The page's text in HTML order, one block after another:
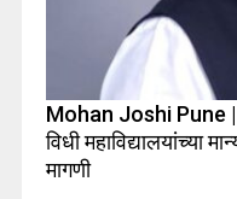
Mohan Joshi Pune |
विधी महाविद्यालयांच्या
मागणी